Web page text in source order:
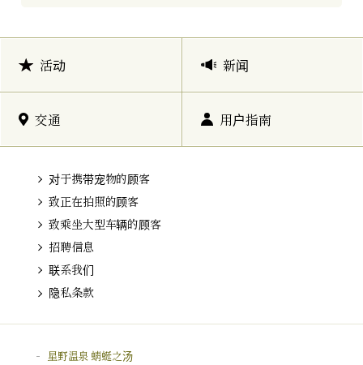
活动 新闻
交通 用户指南
对于携带宠物的顾客
致正在拍照的顾客
致乘坐大型车辆的顾客
招聘信息
联系我们
隐私条款
星野温泉 蜻蜓之汤